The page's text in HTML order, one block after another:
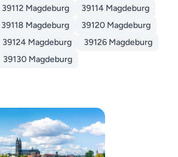
39112 Magdeburg
39114 Magdeburg
39118 Magdeburg
39120 Magdeburg
39124 Magdeburg
39126 Magdeburg
39130 Magdeburg